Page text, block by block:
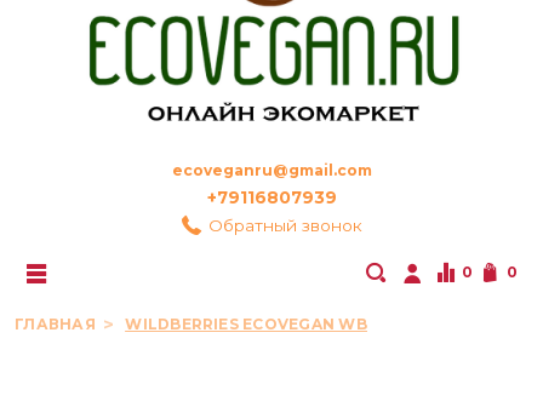
ecoveganru@gmail.com
+79116807939
Обратный звонок
0 0
ГЛАВНАЯ WILDBERRIES ECOVEGAN WB